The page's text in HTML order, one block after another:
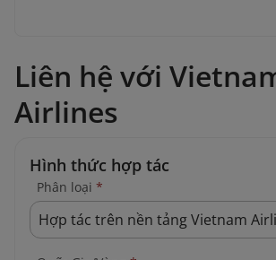
Liên hệ với
Airlines
Hình thức hợp tác
Phân loại *
Hợp tác trên nền tảng Vietnam